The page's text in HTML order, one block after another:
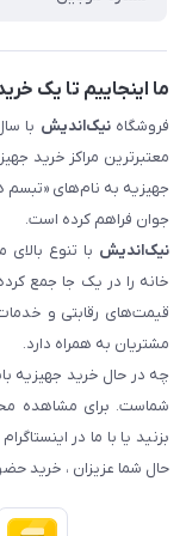
ما اینجاییم تا یک
فروشگاهنیک‌اندیش
معتبرترین مراکز خرید
جهیزیه به نام‌های «تبسم
جوان فراهم کرده است.
نیک‌اندیش با تنوع
خانه را در یک جا جمع
قیمت‌های رقابتی و
مشتریان به همراه دارد.
چه در حال خرید جهیزیه
شماست. برای مشاهده
بزنید یا با ما در اینستاگرام
حال شما عزیزان ، خرید